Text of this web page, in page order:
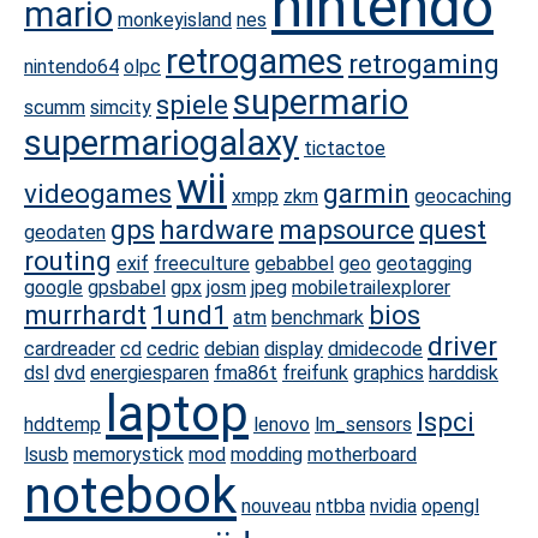
mario monkeyisland nes
nintendo64 olpc retrogames retrogaming
scumm simcity spiele supermario
supermariogalaxy tictactoe
videogameswii xmpp zkm garmin geocaching
geodaten gps hardware mapsource quest
routing exif freeculture gebabbel geo geotagging
google gpsbabel gpx josm jpeg mobiletrailexplorer
murrhardt 1und1 atm benchmark bios
cardreader cd cedric debian display dmidecode driver
dsl dvd energiesparen fma86t freifunk graphics harddisk
hddtemp laptop lenovo lm_sensors lspci
lsusb memorystick mod modding motherboard
notebook nouveau ntbba nvidia opengl